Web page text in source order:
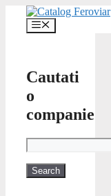
content
Menu
Cautati
o
companie